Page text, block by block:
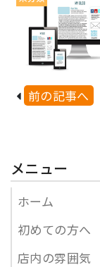
前の記事へ
メニュー
ホーム
初めての方へ
店内の雰囲気